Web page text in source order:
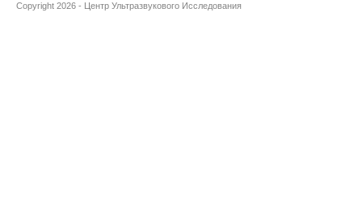
Copyright 2026 - Центр Ультразвукового Исследования